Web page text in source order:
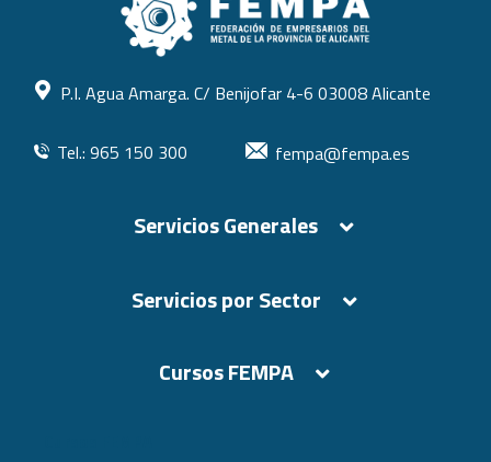
P.I. Agua Amarga. C/ Benijofar 4-6 03008 Alicante
Tel.: 965 150 300 fempa@fempa.es
Servicios Generales
Servicios por Sector
Cursos FEMPA